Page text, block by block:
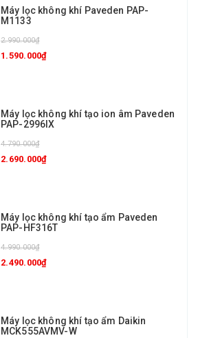
Máy lọc không khí Paveden PAP-
M1133
2.990.000₫
1.590.000₫
Máy lọc không khí tạo ion âm Paveden
PAP-2996IX
4.790.000₫
2.690.000₫
Máy lọc không khí tạo ẩm Paveden
PAP-HF316T
4.990.000₫
2.490.000₫
Máy lọc không khí tạo ẩm Daikin
MCK555AVMV-W